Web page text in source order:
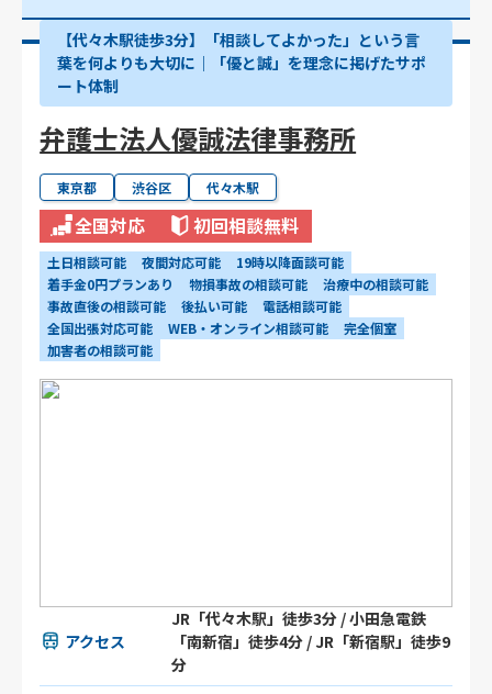
【代々木駅徒歩3分】「相談してよかった」という言
葉を何よりも大切に｜「優と誠」を理念に掲げたサポ
ート体制
弁護士法人優誠法律事務所
東京都 渋谷区 代々木駅
全国対応 初回相談無料
土日相談可能 夜間対応可能
19時以降面談可能
着手金0円プランあり
物損事故の相談可能
治療中の相談可能
事故直後の相談可能
後払い可能
電話相談可能
全国出張対応可能
WEB・オンライン相談可能
完全個室
加害者の相談可能
アクセス
JR「代々木駅」徒歩3分 / 小田急電鉄
「南新宿」徒歩4分 / JR「新宿駅」徒歩9
分